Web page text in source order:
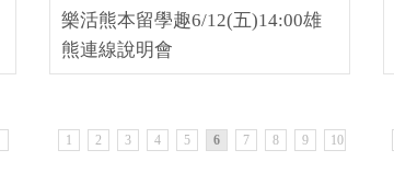
樂活熊本留學趣6/12(五)14:00雄
熊連線說明會
1 2 3 4 5 6 7 8 9 10